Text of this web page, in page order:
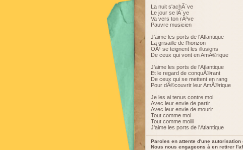
La nuit s'achÃ¨ve
Le jour se lÃ¨ve
Va vers ton rÃªve
Pauvre musicien
J'aime les ports de l'Atlantique
La grisaille de l'horizon
OÃ¹ se teignent les illusions
De ceux qui vont en AmÃ©rique
J'aime les ports de l'Atlantique
Et le regard de conquÃ©rant
De ceux qui se mettent en rang
Pour dÃ©couvrir leur AmÃ©rique
Je les ai tenus contre moi
Avec leur envie de partir
Avec leur envie de mourir
Tout comme moi
Tout comme moiiii
J'aime les ports de l'Atlantique
Paroles en attente d'une autorisation
Nous nous engageons à en retirer